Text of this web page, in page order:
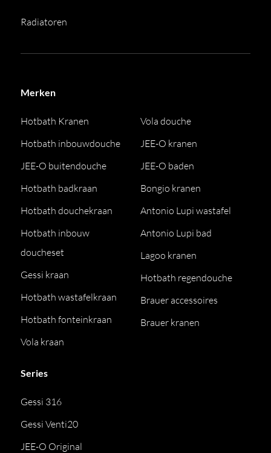
Radiatoren
Merken
Hotbath Kranen
Hotbath inbouwdouche
JEE-O buitendouche
Hotbath badkraan
Hotbath douchekraan
Hotbath inbouw
doucheset
Gessi kraan
Hotbath wastafelkraan
Hotbath fonteinkraan
Vola kraan
Vola douche
JEE-O kranen
JEE-O baden
Bongio kranen
Antonio Lupi wastafel
Antonio Lupi bad
Lagoo kranen
Hotbath regendouche
Brauer accessoires
Brauer kranen
Series
Gessi 316
Gessi Venti20
JEE-O Original